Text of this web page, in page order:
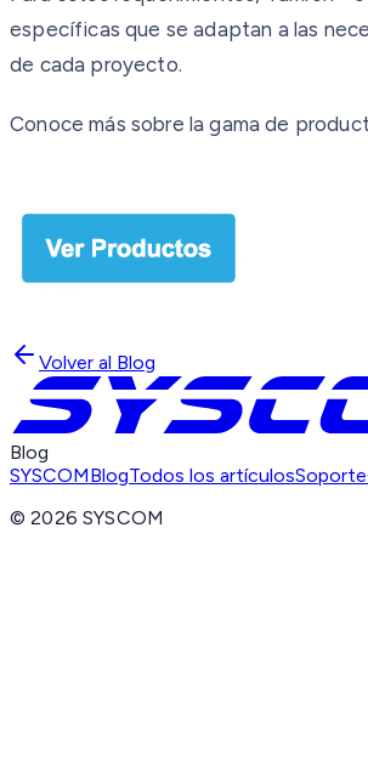
específicas que se adaptan a las
de cada proyecto.
Conoce más sobre la gama de
Volver al Blog
Blog
SYSCOMBlogTodos los artículosSoporte
©2026 SYSCOM